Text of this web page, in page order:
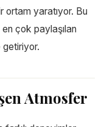
yaratıyor. Bu
çok paylaşılan
getiriyor.
Atmosfer